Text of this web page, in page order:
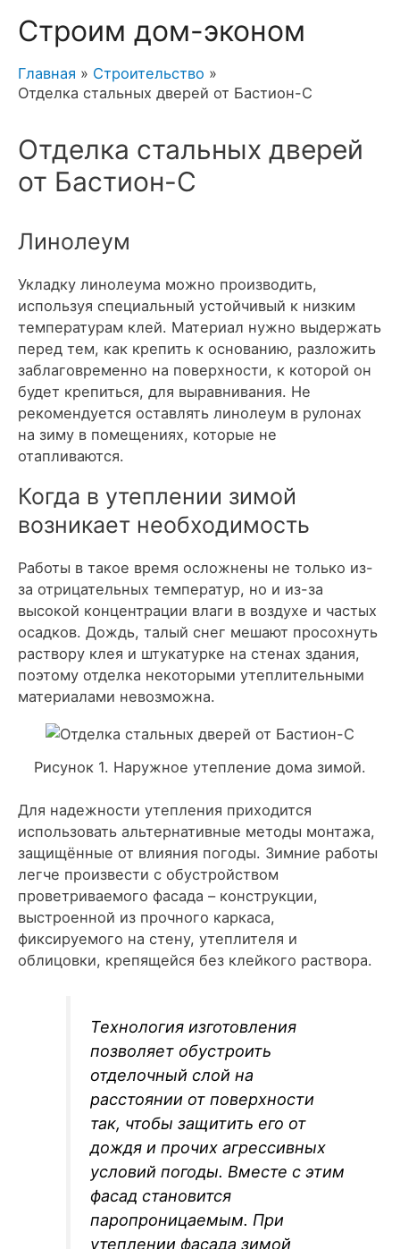
Строим дом-эконом
Главная
Строительство
Отделка стальных дверей от Бастион-С
Отделка стальных дверей
от Бастион-С
Линолеум
Укладку линолеума можно производить,
используя специальный устойчивый к низким
температурам клей. Материал нужно выдержать
перед тем, как крепить к основанию, разложить
заблаговременно на поверхности, к которой он
будет крепиться, для выравнивания. Не
рекомендуется оставлять линолеум в рулонах
на зиму в помещениях, которые не
отапливаются.
Когда в утеплении зимой
возникает необходимость
Работы в такое время осложнены не только из-
за отрицательных температур, но и из-за
высокой концентрации влаги в воздухе и частых
осадков. Дождь, талый снег мешают просохнуть
раствору клея и штукатурке на стенах здания,
поэтому отделка некоторыми утеплительными
материалами невозможна.
Рисунок 1. Наружное утепление дома зимой.
Для надежности утепления приходится
использовать альтернативные методы монтажа,
защищённые от влияния погоды. Зимние работы
легче произвести с обустройством
проветриваемого фасада – конструкции,
выстроенной из прочного каркаса,
фиксируемого на стену, утеплителя и
облицовки, крепящейся без клейкого раствора.
Технология изготовления
позволяет обустроить
отделочный слой на
расстоянии от поверхности
так, чтобы защитить его от
дождя и прочих агрессивных
условий погоды. Вместе с этим
фасад становится
паропроницаемым. При
утеплении фасада зимой